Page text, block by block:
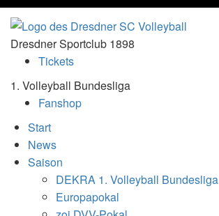
Dresdner Sportclub 1898
Tickets
1. Volleyball Bundesliga
Fanshop
Start
News
Saison
DEKRA 1. Volleyball Bundesliga
Europapokal